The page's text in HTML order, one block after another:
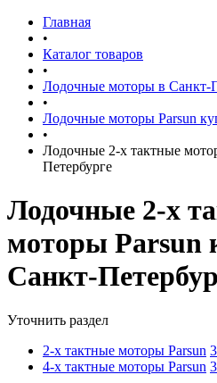
Главная
•
Каталог товаров
•
Лодочные моторы в Санкт-
•
Лодочные моторы Parsun
•
Лодочные 2-х тактные
Петербурге
Лодочные 2-х
моторы Parsun
Санкт-
Уточнить раздел
2-х тактные моторы Parsun
4-х тактные моторы Parsun